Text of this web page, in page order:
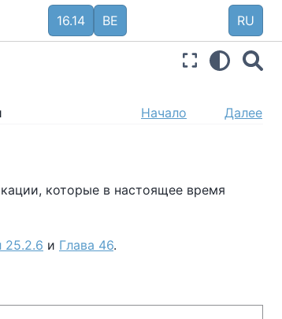
16.14 BE RU
Начало Далее
которые в настоящее время
25.2.6 и Глава 46.